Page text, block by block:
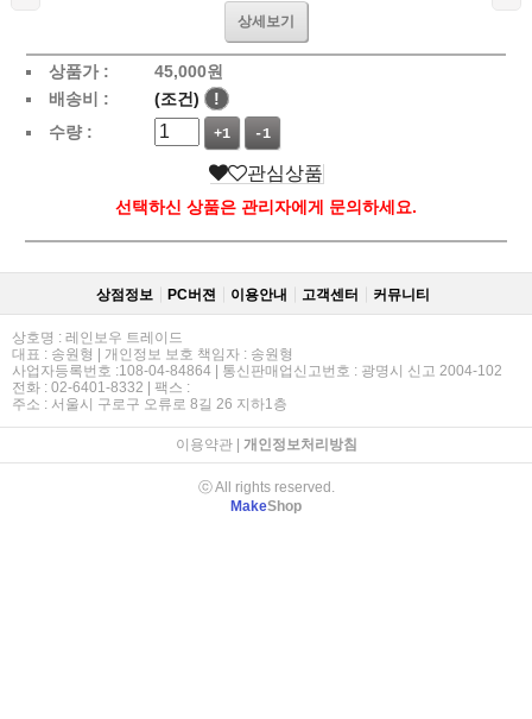
상세보기
상품가 : 45,000원
배송비 :
(조건)
!
수량 :
+1 -1
관심상품
선택하신 상품은 관리자에게 문의하세요.
상점정보 PC버젼 이용안내 고객센터 커뮤니티
상호명 : 레인보우 트레이드
대표 : 송원형 | 개인정보 보호 책임자 : 송원형
사업자등록번호 :108-04-84864 | 통신판매업신고번호 : 광명시 신고 2004-102
전화 : 02-6401-8332 | 팩스 :
주소 : 서울시 구로구 오류로 8길 26 지하1층
이용약관| 개인정보처리방침
ⓒ All rights reserved.
MakeShop